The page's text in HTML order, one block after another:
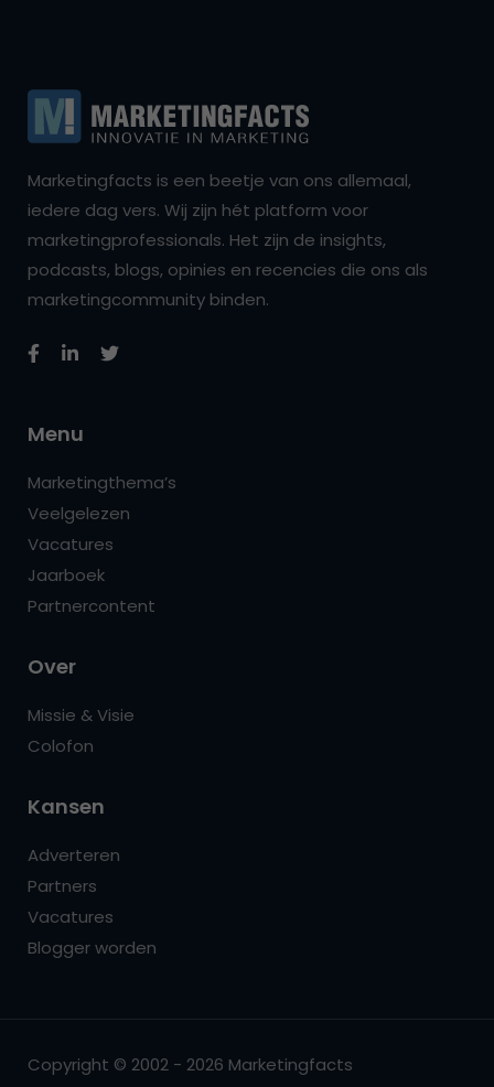
Marketingfacts is een beetje van ons allemaal,
iedere dag vers. Wij zijn hét platform voor
marketingprofessionals. Het zijn de insights,
podcasts, blogs, opinies en recencies die ons als
marketingcommunity binden.
Menu
Marketingthema’s
Veelgelezen
Vacatures
Jaarboek
Partnercontent
Over
Missie & Visie
Colofon
Kansen
Adverteren
Partners
Vacatures
Blogger worden
Copyright © 2002 - 2026 Marketingfacts